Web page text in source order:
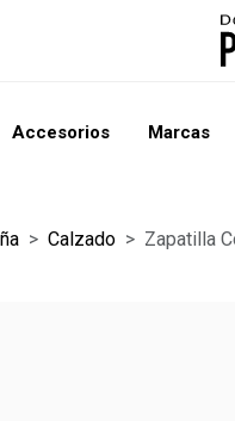
Accesorios Marcas
Calzado Zapatilla